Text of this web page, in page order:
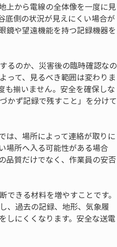
上から電線の全体像を一度に見
底側の状況が見えにくい場合が
鏡や望遠機能を持つ記録機器を
るのか、災害後の臨時確認なの
って、見るべき範囲は変わりま
も揃いません。安全を確保しな
かず記録で残すこと」を分けて
は、場所によって連絡が取りに
場所へ入る可能性がある場合
品質だけでなく、作業員の安否
きる材料を増やすことです。
、過去の記録、地形、気象履
しにくくなります。安全な送電